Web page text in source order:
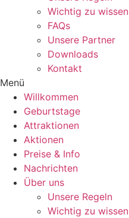
Wichtig zu wissen
FAQs
Unsere Partner
Downloads
Kontakt
Menü
Willkommen
Geburtstage
Attraktionen
Aktionen
Preise & Info
Nachrichten
Über uns
Unsere Regeln
Wichtig zu wissen